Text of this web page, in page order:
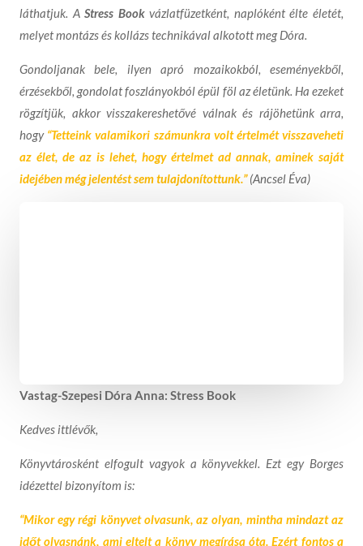
láthatjuk. AStress Bookvázlatfüzetként, naplóként élte életét,
melyet montázs és kollázs technikával alkotott meg Dóra.
Gondoljanak bele, ilyen apró mozaikokból, eseményekből,
érzésekből, gondolat foszlányokból épül föl az életünk. Ha ezeket
rögzítjük, akkor visszakereshetővé válnak és rájöhetünk arra,
hogy “Tetteink valamikori számunkra volt értelmét visszaveheti
az élet, de az is lehet, hogy értelmet ad annak, aminek saját
idejében még jelentést sem tulajdonítottunk.” (Ancsel Éva)
Vastag-Szepesi Dóra Anna: Stress Book
Kedves ittlévők,
Könyvtárosként elfogult vagyok a könyvekkel. Ezt egy Borges
idézettel bizonyítom is:
“Mikor egy régi könyvet olvasunk, az olyan, mintha mindazt az
időt olvasnánk, ami eltelt a könyv megírása óta. Ezért fontos a